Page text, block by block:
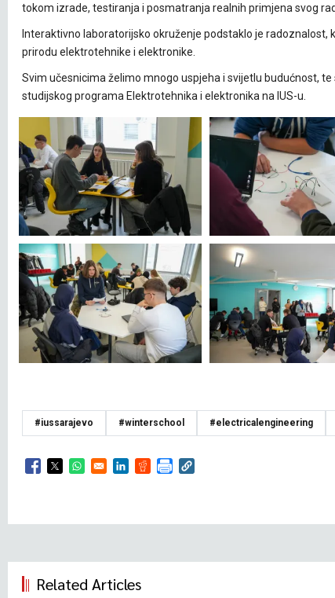
tokom izrade, testiranja i posmatranja realnih primjena svog
Interaktivno laboratorijsko okruženje podstaklo je
prirodu elektrotehnike i elektronike.
Svim učesnicima želimo mnogo uspjeha i svijetlu budućnost,
studijskog programa Elektrotehnika i elektronika na IUS-u.
#iussarajevo #winterschool #electricalengineering
Opens in a new window
Opens in a new window
Opens in a new window
Opens in a new window
Opens in a new window
Related Articles